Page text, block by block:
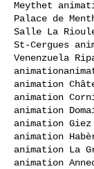
Meythet
Palace de
Salle La
St-Cergues
animation
animation
animation
animation
animation Giez
animation
animation La
animation